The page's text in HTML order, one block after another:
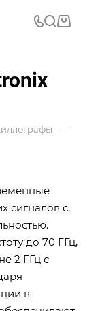
—
сигналов с
до 70 ГГц,
2 ГГц с
в